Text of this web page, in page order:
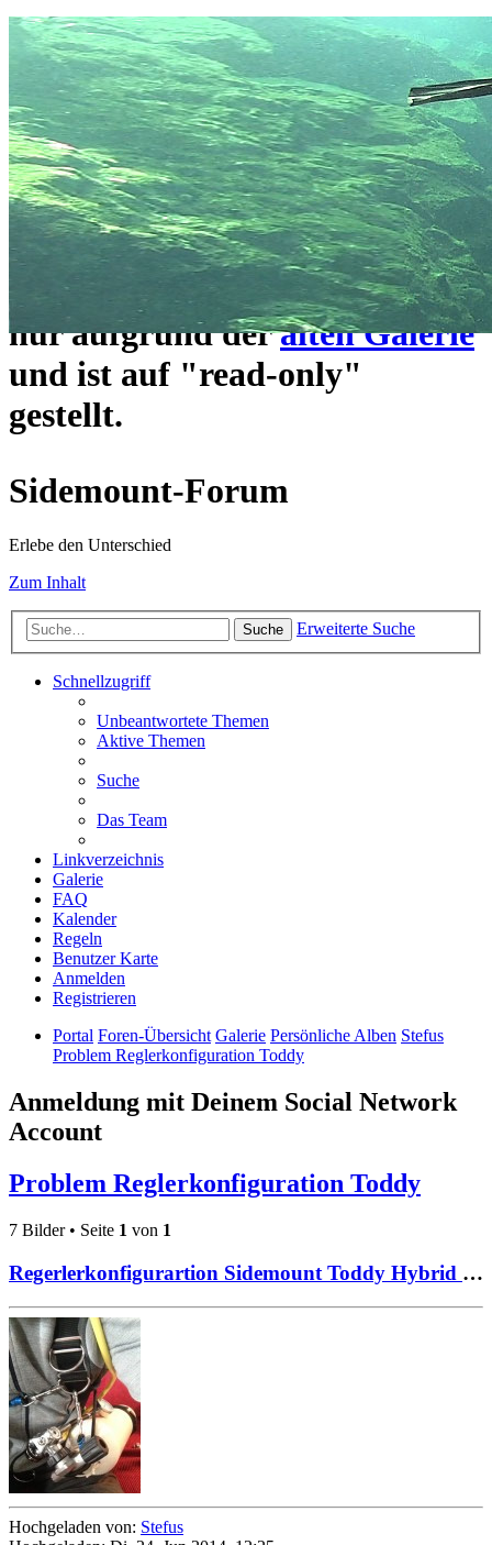
Das Sidemount-Forum ist auf
ein neues Forensystem
umgezogen und wie gewohnt
unterhttps://www.sidemount-
forum.comerreichbar.
Das alte Forum hier existiert
nur aufgrund deralten Galerie
und ist auf "read-only"
gestellt.
Sidemount-Forum
Erlebe den Unterschied
Zum Inhalt
Suche Erweiterte Suche
Schnellzugriff
Unbeantwortete Themen
Aktive Themen
Suche
Das Team
Linkverzeichnis
Galerie
FAQ
Kalender
Regeln
Benutzer Karte
Anmelden
Registrieren
Portal Foren-Übersicht Galerie Persönliche Alben Stefus
Problem Reglerkonfiguration Toddy
Anmeldung mit Deinem Social Network
Account
Problem Reglerkonfiguration Toddy
7 Bilder • Seite 1 von 1
Regerlerkonfigurartion Sidemount Toddy Hybrid 001
Hochgeladen von: Stefus